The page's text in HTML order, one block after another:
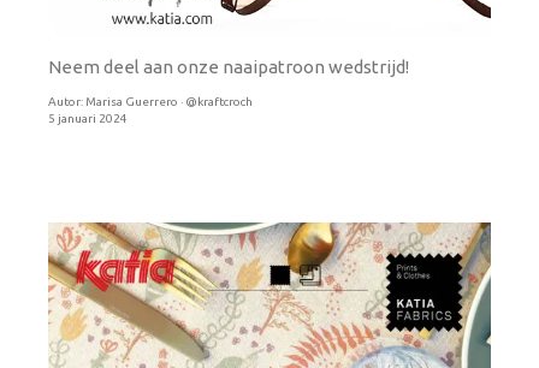
Neem deel aan onze naaipatroon wedstrijd!
Autor: Marisa Guerrero · @kraftcroch
5 januari 2024